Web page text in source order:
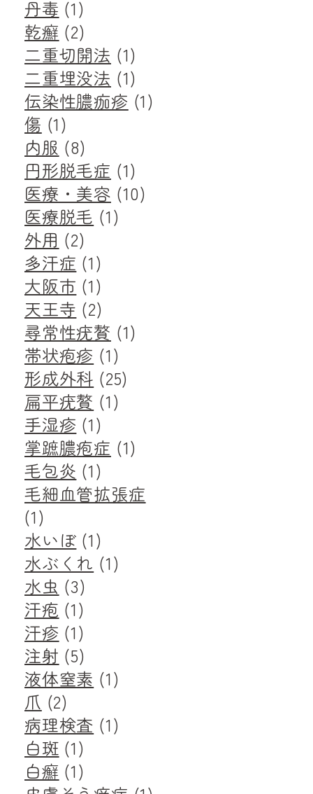
丹毒 (1)
乾癬 (2)
二重切開法 (1)
二重埋没法 (1)
伝染性膿痂疹 (1)
傷 (1)
内服 (8)
円形脱毛症 (1)
医療・美容 (10)
医療脱毛 (1)
外用 (2)
多汗症 (1)
大阪市 (1)
天王寺 (2)
尋常性疣贅 (1)
帯状疱疹 (1)
形成外科 (25)
扁平疣贅 (1)
手湿疹 (1)
掌蹠膿疱症 (1)
毛包炎 (1)
毛細血管拡張症
(1)
水いぼ (1)
水ぶくれ (1)
水虫 (3)
汗疱 (1)
汗疹 (1)
注射 (5)
液体窒素 (1)
爪 (2)
病理検査 (1)
白斑 (1)
白癬 (1)